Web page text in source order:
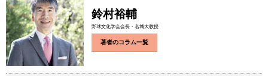
鈴村裕輔
野球文化学会会長・名城大教授
著者のコラム一覧